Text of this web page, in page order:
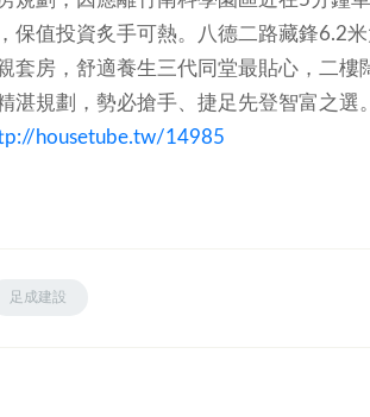
保值投資炙手可熱。八德二路藏鋒6.2
套房，舒適養生三代同堂最貼心，二
湛規劃，勢必搶手、捷足先登智富之選
housetube.tw/14985
足成建設